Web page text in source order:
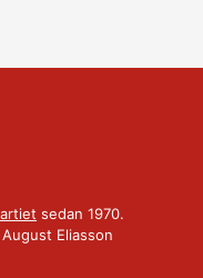
sedan 1970.
August Eliasson